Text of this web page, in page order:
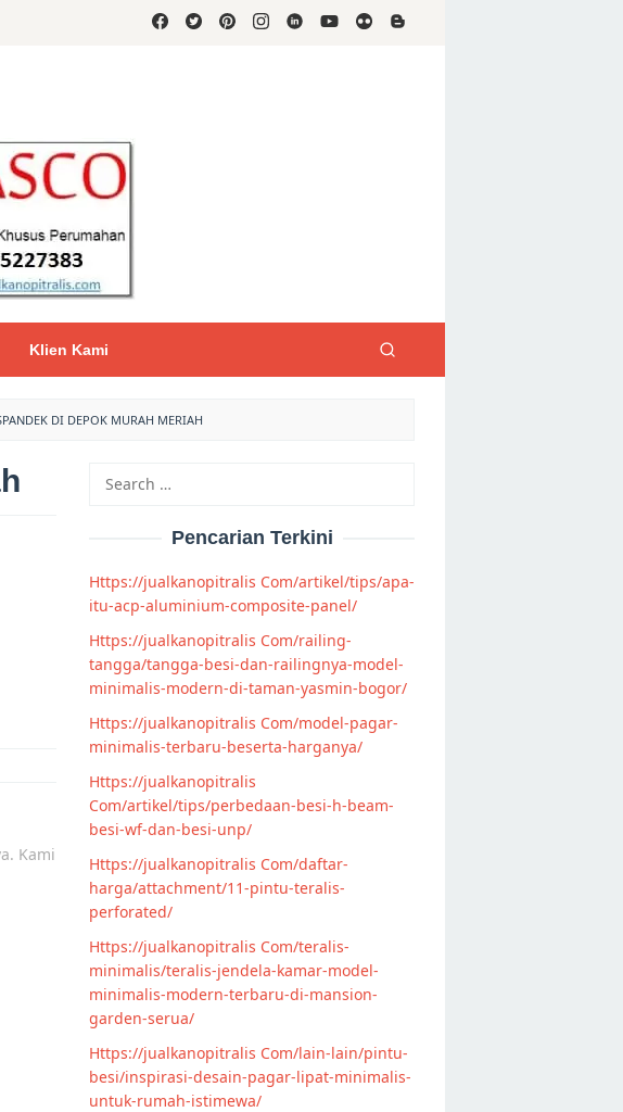
Klien Kami
DI DEPOK MURAH MERIAH
Kami
for:
Pencarian Terkini
Https://jualkanopitralis Com/artikel/tips/apa-
itu-acp-aluminium-composite-panel/
Https://jualkanopitralis Com/railing-
tangga/tangga-besi-dan-railingnya-model-
minimalis-modern-di-taman-yasmin-bogor/
Https://jualkanopitralis Com/model-pagar-
minimalis-terbaru-beserta-harganya/
Https://jualkanopitralis
Com/artikel/tips/perbedaan-besi-h-beam-
besi-wf-dan-besi-unp/
Https://jualkanopitralis Com/daftar-
harga/attachment/11-pintu-teralis-
perforated/
Https://jualkanopitralis Com/teralis-
minimalis/teralis-jendela-kamar-model-
minimalis-modern-terbaru-di-mansion-
garden-serua/
Https://jualkanopitralis Com/lain-lain/pintu-
besi/inspirasi-desain-pagar-lipat-minimalis-
untuk-rumah-istimewa/